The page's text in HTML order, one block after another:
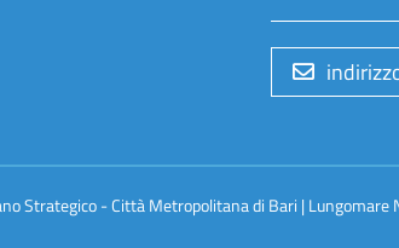
Strategico - Città Metropolitana di Bari | Lungomare